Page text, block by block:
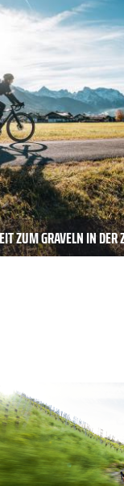
ZUM GRAVELN IN DER